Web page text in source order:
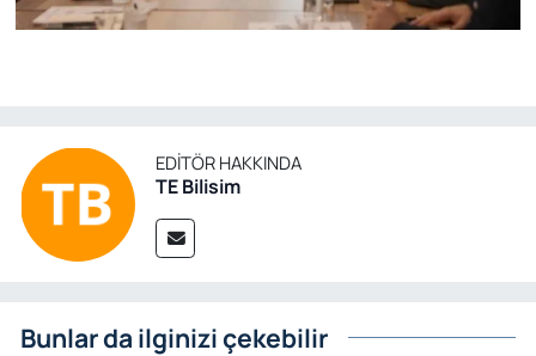
EDITÖR HAKKINDA
TE Bilisim
Bunlar da ilginizi çekebilir